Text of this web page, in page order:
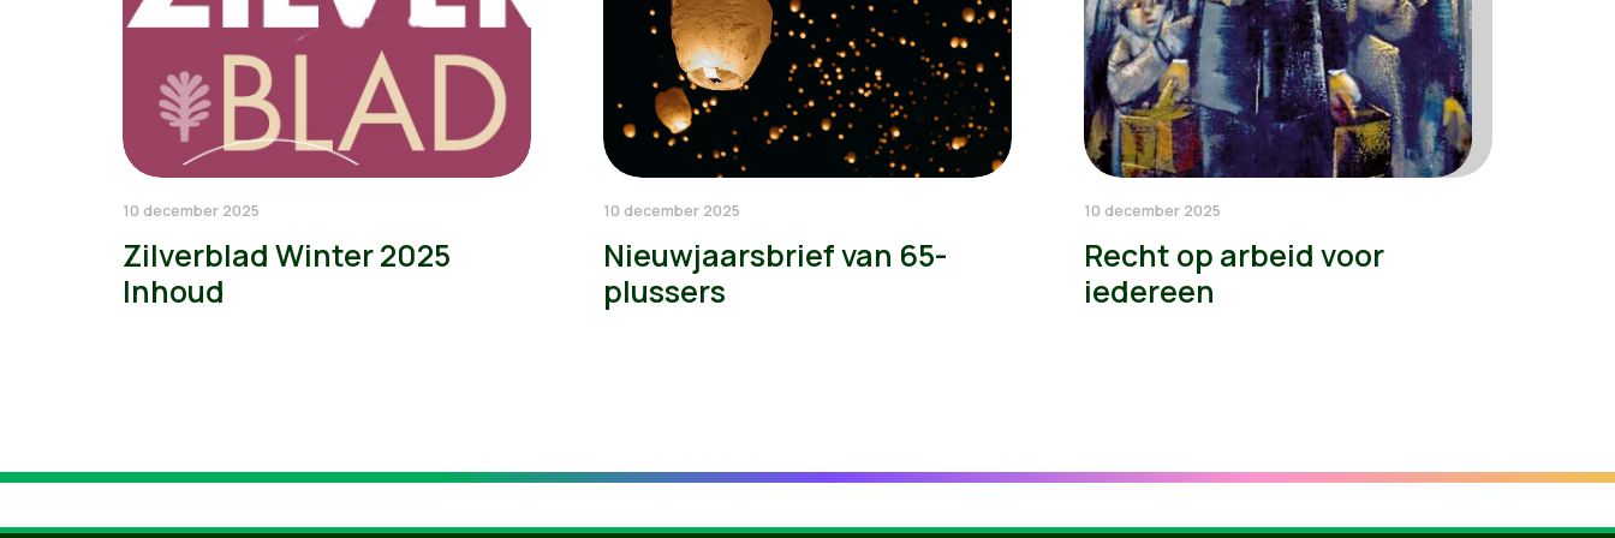
10 december 2025
Zilverblad Winter 2025
Inhoud
10 december 2025
Nieuwjaarsbrief van 65-
plussers
10 december 2025
Recht op arbeid voor
iedereen